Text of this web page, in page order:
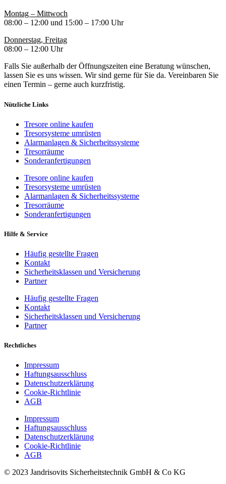
Montag – Mittwoch
08:00 – 12:00 und 15:00 – 17:00 Uhr
Donnerstag, Freitag
08:00 – 12:00 Uhr
Falls Sie außerhalb der Öffnungszeiten eine Beratung wünschen,
lassen Sie es uns wissen. Wir sind gerne für Sie da. Vereinbaren Sie
einen Termin – gerne auch kurzfristig.
Nützliche Links
Tresore online kaufen
Tresorsysteme umrüsten
Alarmanlagen & Sicherheitssysteme
Tresorräume
Sonderanfertigungen
Tresore online kaufen
Tresorsysteme umrüsten
Alarmanlagen & Sicherheitssysteme
Tresorräume
Sonderanfertigungen
Hilfe & Service
Häufig gestellte Fragen
Kontakt
Sicherheitsklassen und Versicherung
Partner
Häufig gestellte Fragen
Kontakt
Sicherheitsklassen und Versicherung
Partner
Rechtliches
Impressum
Haftungsausschluss
Datenschutzerklärung
Cookie-Richtlinie
AGB
Impressum
Haftungsausschluss
Datenschutzerklärung
Cookie-Richtlinie
AGB
© 2023 Jandrisovits Sicherheitstechnik GmbH & Co KG